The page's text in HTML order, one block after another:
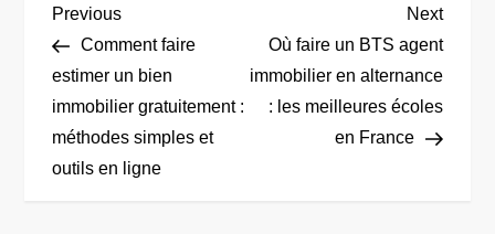
N
a
v
i
Previous
Post
Previous
Comment faire
estimer un bien
immobilier gratuitement :
méthodes simples et
outils en ligne
Next
Post
Next
Où faire un BTS agent
immobilier en alternance
: les meilleures écoles
en France